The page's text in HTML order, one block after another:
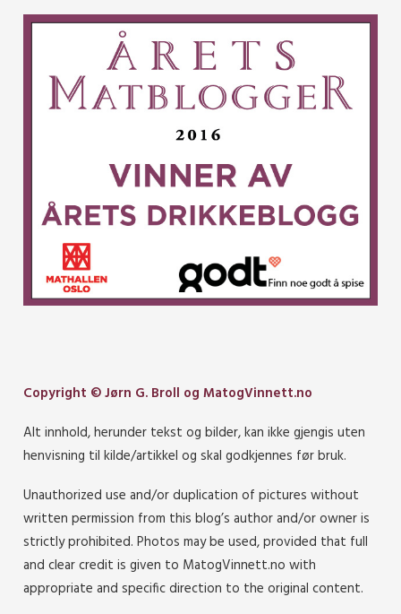
Copyright © Jørn G. Broll og MatogVinnett.no
Alt innhold, herunder tekst og bilder, kan ikke gjengis uten
henvisning til kilde/artikkel og skal godkjennes før bruk.
Unauthorized use and/or duplication of pictures without
written permission from this blog’s author and/or owner is
strictly prohibited. Photos may be used, provided that full
and clear credit is given to MatogVinnett.no with
appropriate and specific direction to the original content.